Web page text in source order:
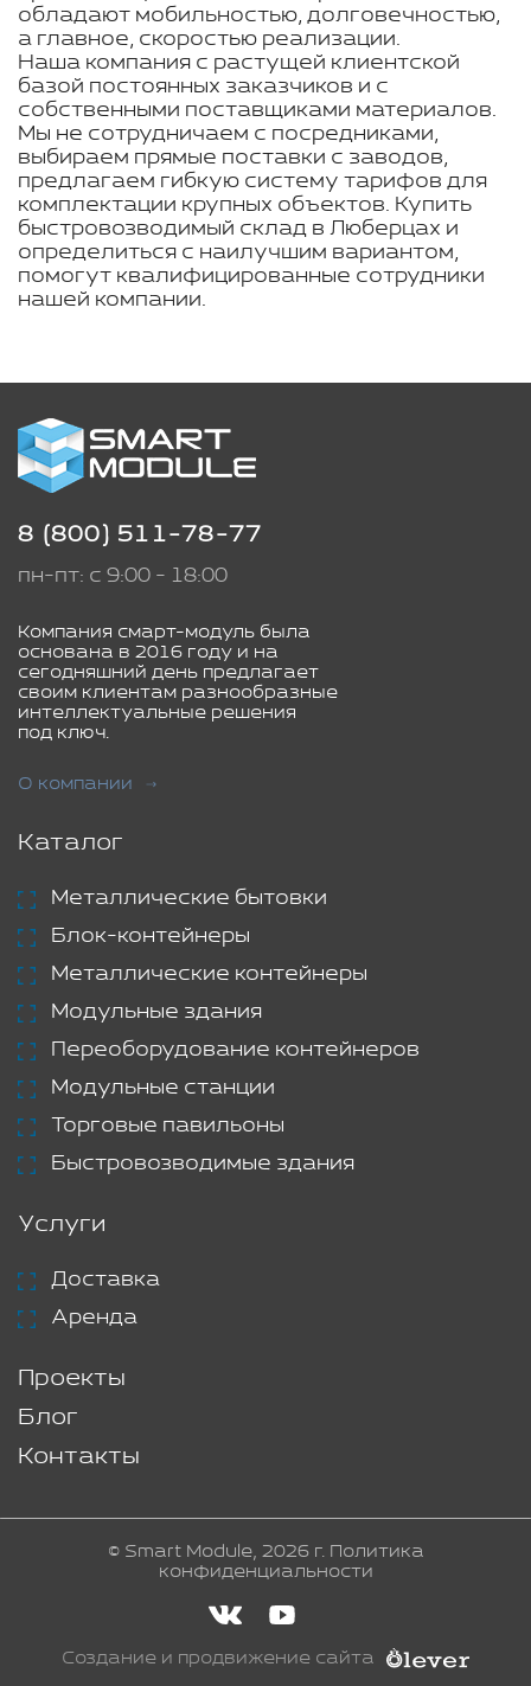
обладают мобильностью, долговечностью,
а главное, скоростью реализации.
Наша компания с растущей клиентской
базой постоянных заказчиков и с
собственными поставщиками материалов.
Мы не сотрудничаем с посредниками,
выбираем прямые поставки с заводов,
предлагаем гибкую систему тарифов для
комплектации крупных объектов. Купить
быстровозводимый склад в Люберцах и
определиться с наилучшим вариантом,
помогут квалифицированные сотрудники
нашей компании.
8 (800) 511-78-77
пн-пт: с 9:00 - 18:00
Компания смарт-модуль была
основана в 2016 году и на
сегодняшний день предлагает
своим клиентам разнообразные
интеллектуальные решения
под ключ.
О компании
Каталог
Металлические бытовки
Блок-контейнеры
Металлические контейнеры
Модульные здания
Переоборудование контейнеров
Модульные станции
Торговые павильоны
Быстровозводимые здания
Услуги
Доставка
Аренда
Проекты
Блог
Контакты
© Smart Module, 2026 г. Политика
конфиденциальности
Создание и продвижение сайта